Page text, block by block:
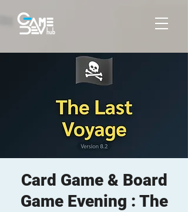
Card Game & Board
Game Evening : The